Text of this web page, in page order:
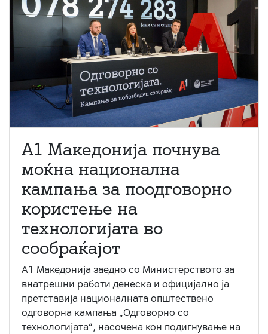
A1 Македонија почнува
моќна национална
кампања за поодговорно
користење на
технологијата во
сообраќајот
A1 Македонија заедно со Министерството за
внатрешни работи денеска и официјално ја
претставија националната општествено
одговорна кампања „Одговорно со
технологијата“, насочена кон подигнување на